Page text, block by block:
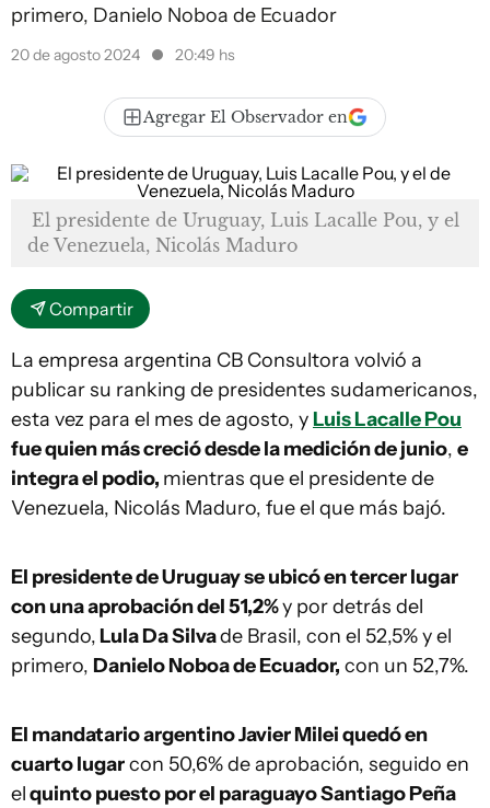
primero, Danielo Noboa de Ecuador
20 de agosto 2024 20:49 hs
Agregar El Observador en
El presidente de Uruguay, Luis Lacalle Pou, y el
de Venezuela, Nicolás Maduro
Compartir
La empresa argentina CB Consultora volvió a
publicar su ranking de presidentes sudamericanos,
esta vez para el mes de agosto, yLuis Lacalle Pou
fue quien más creció desde la medición de junio, e
integra el podio, mientras que el presidente de
Venezuela, Nicolás Maduro, fue el que más bajó.
El presidente de Uruguay se ubicó en tercer lugar
con una aprobación del 51,2%y por detrás del
segundo, Lula Da Silvade Brasil, con el 52,5% y el
primero, Danielo Noboa de Ecuador, con un 52,7%.
El mandatario argentino Javier Milei quedó en
cuarto lugarcon 50,6% de aprobación, seguido en
elquinto puesto por el paraguayo Santiago Peña